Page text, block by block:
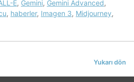
E, Gemini, Gemini Advanced,
, haberler, Imagen 3, Midjourney,
Yukarı dön